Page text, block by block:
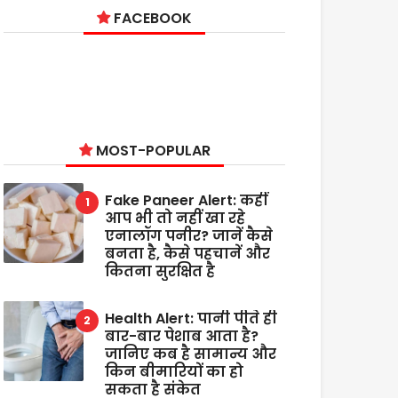
FACEBOOK
MOST-POPULAR
Fake Paneer Alert: कहीं
आप भी तो नहीं खा रहे
एनालॉग पनीर? जानें कैसे
बनता है, कैसे पहचानें और
कितना सुरक्षित है
Health Alert: पानी पीते ही
बार-बार पेशाब आता है?
जानिए कब है सामान्य और
किन बीमारियों का हो
सकता है संकेत